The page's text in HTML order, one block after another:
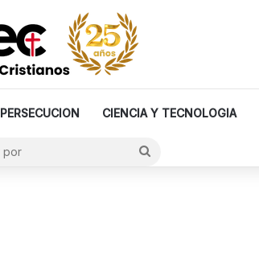
PERSECUCION CIENCIA Y TECNOLOGIA